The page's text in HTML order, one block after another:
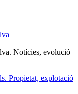
Notícies, evolució
Propietat, explotació